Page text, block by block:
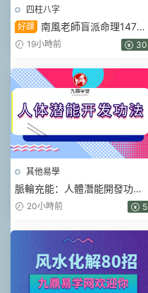
四柱八字
好課 南風老師盲派命理147集
視頻19小時前 30
其他易學
脈輪充能：人體潛能開發功法
開啓三眼松果體密訓課 視頻2
20小時前 5